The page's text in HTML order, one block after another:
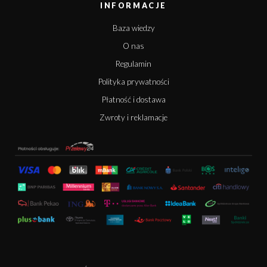
INFORMACJE
Baza wiedzy
O nas
Regulamin
Polityka prywatności
Płatność i dostawa
Zwroty i reklamacje